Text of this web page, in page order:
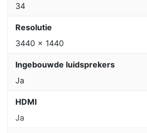
34
Resolutie
3440 x 1440
Ingebouwde luidsprekers
Ja
HDMI
Ja